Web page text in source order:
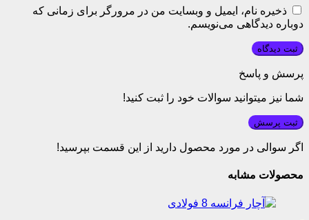
ذخیره نام، ایمیل و وبسایت من در مرورگر برای زمانی که
دوباره دیدگاهی می‌نویسم.
پرسش و پاسخ
شما نیز میتوانید سوالات خود را ثبت کنید!
ثبت پرسش
اگر سوالی در مورد محصول دارید از این قسمت بپرسید!
محصولات مشابه